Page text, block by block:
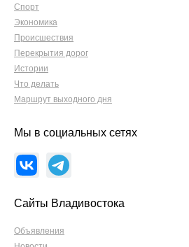
Спорт
Экономика
Происшествия
Перекрытия дорог
Истории
Что делать
Маршрут выходного дня
Мы в социальных сетях
Сайты Владивостока
Объявления